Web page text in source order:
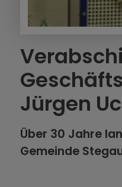
Jürgen
Über 30 Jahre
Gemeinde